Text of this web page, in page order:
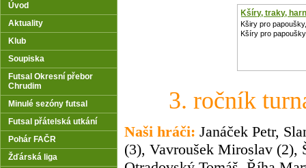
Úvod
Aktuality
Klub
Soupiska
Futsal Okresní přebor
Chrudim
Minulé sezóny futsal
Futsal přátelská utkání
Pohár FAČR
Žďárská liga
Kšíry, traky,
Kširy pro
Kšíry pro
3. ročník
Naši hráči: Janáček Petr,
(3), Vavroušek Miroslav (2),